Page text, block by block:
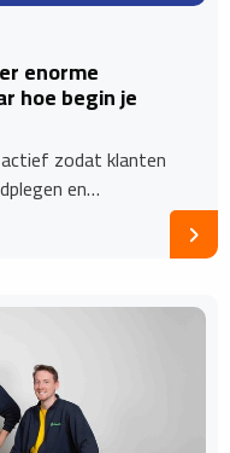
enorme
hoe begin je
zodat klanten
en…